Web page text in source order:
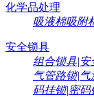
化学品处理
吸液棉吸附
安全锁具
组合锁具|安
气管路锁|气
码挂锁|密码